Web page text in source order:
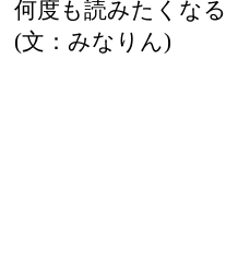
何度も読みたくなる
(文：みなりん)